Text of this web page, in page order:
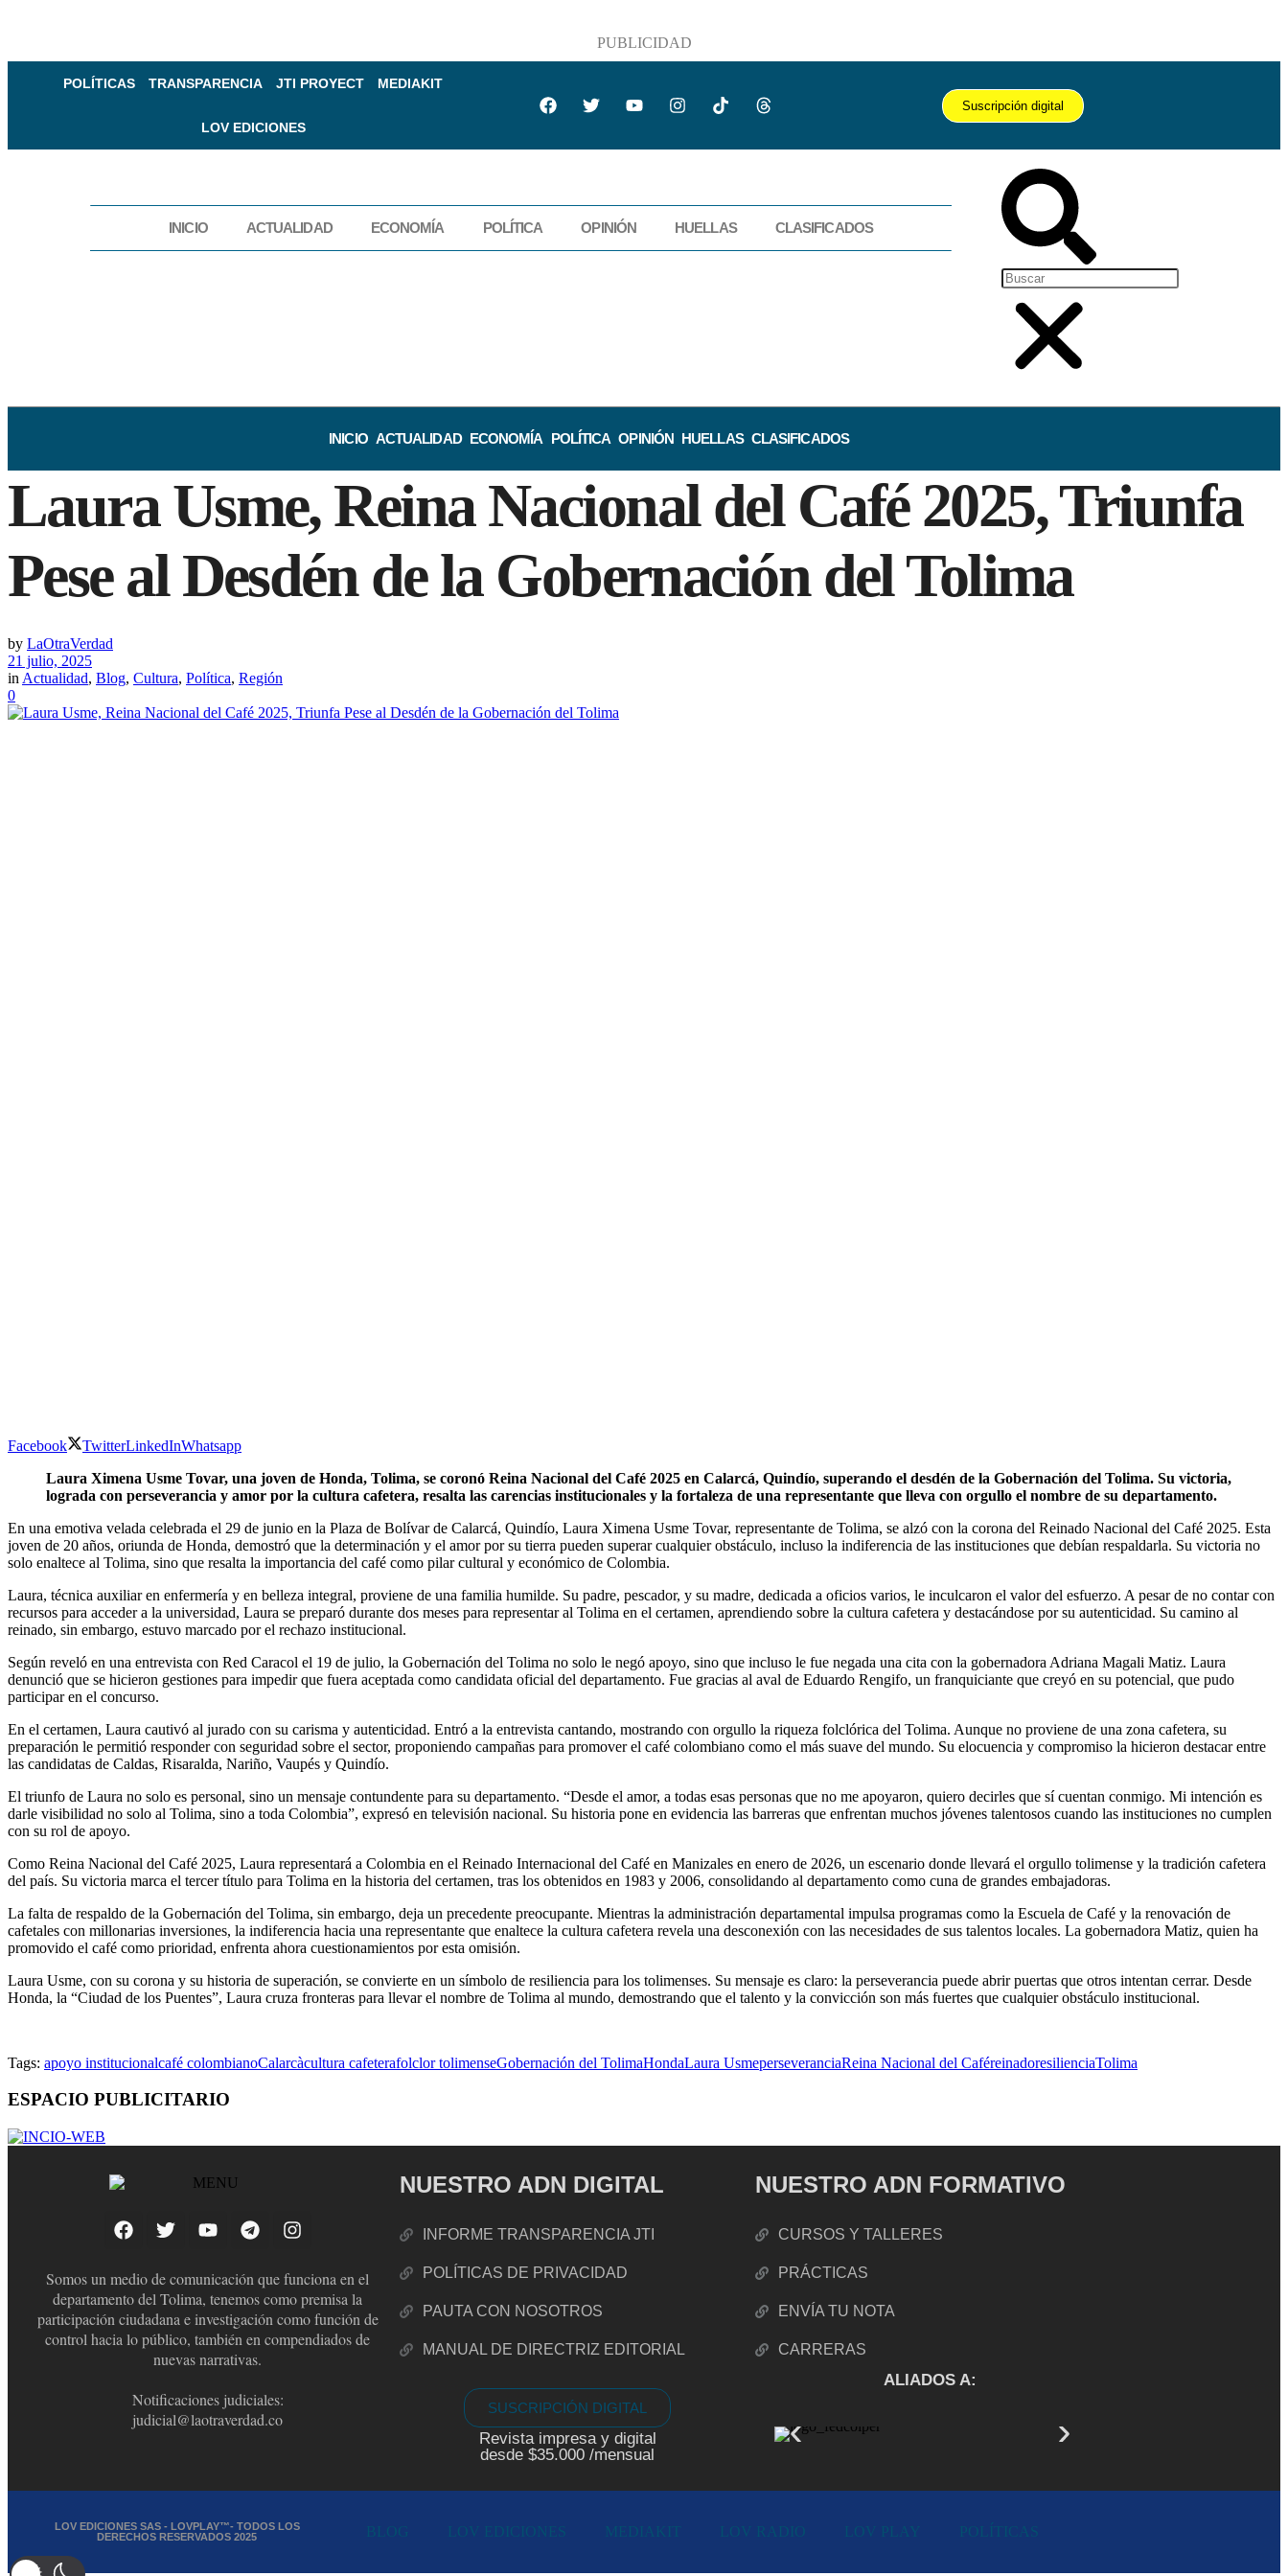
PUBLICIDAD
POLÍTICAS TRANSPARENCIA JTI PROYECT MEDIAKIT
LOV EDICIONES
Suscripción digital
INICIO ACTUALIDAD ECONOMÍA POLÍTICA OPINIÓN HUELLAS CLASIFICADOS
INICIO ACTUALIDAD ECONOMÍA POLÍTICA OPINIÓN HUELLAS CLASIFICADOS
Laura Usme, Reina Nacional del Café 2025, Triunfa
Pese al Desdén de la Gobernación del Tolima
by LaOtraVerdad
21 julio, 2025
in Actualidad, Blog, Cultura, Política, Región
0
Facebook TwitterLinkedInWhatsapp
Laura Ximena Usme Tovar, una joven de Honda, Tolima, se coronó Reina Nacional del Café 2025 en Calarcá, Quindío, superando el desdén de la Gobernación del Tolima. Su victoria,
lograda con perseverancia y amor por la cultura cafetera, resalta las carencias institucionales y la fortaleza de una representante que lleva con orgullo el nombre de su departamento.
En una emotiva velada celebrada el 29 de junio en la Plaza de Bolívar de Calarcá, Quindío, Laura Ximena Usme Tovar, representante de Tolima, se alzó con la corona del Reinado Nacional del Café 2025. Esta
joven de 20 años, oriunda de Honda, demostró que la determinación y el amor por su tierra pueden superar cualquier obstáculo, incluso la indiferencia de las instituciones que debían respaldarla. Su victoria no
solo enaltece al Tolima, sino que resalta la importancia del café como pilar cultural y económico de Colombia.
Laura, técnica auxiliar en enfermería y en belleza integral, proviene de una familia humilde. Su padre, pescador, y su madre, dedicada a oficios varios, le inculcaron el valor del esfuerzo. A pesar de no contar con
recursos para acceder a la universidad, Laura se preparó durante dos meses para representar al Tolima en el certamen, aprendiendo sobre la cultura cafetera y destacándose por su autenticidad. Su camino al
reinado, sin embargo, estuvo marcado por el rechazo institucional.
Según reveló en una entrevista con Red Caracol el 19 de julio, la Gobernación del Tolima no solo le negó apoyo, sino que incluso le fue negada una cita con la gobernadora Adriana Magali Matiz. Laura
denunció que se hicieron gestiones para impedir que fuera aceptada como candidata oficial del departamento. Fue gracias al aval de Eduardo Rengifo, un franquiciante que creyó en su potencial, que pudo
participar en el concurso.
En el certamen, Laura cautivó al jurado con su carisma y autenticidad. Entró a la entrevista cantando, mostrando con orgullo la riqueza folclórica del Tolima. Aunque no proviene de una zona cafetera, su
preparación le permitió responder con seguridad sobre el sector, proponiendo campañas para promover el café colombiano como el más suave del mundo. Su elocuencia y compromiso la hicieron destacar entre
las candidatas de Caldas, Risaralda, Nariño, Vaupés y Quindío.
El triunfo de Laura no solo es personal, sino un mensaje contundente para su departamento. “Desde el amor, a todas esas personas que no me apoyaron, quiero decirles que sí cuentan conmigo. Mi intención es
darle visibilidad no solo al Tolima, sino a toda Colombia”, expresó en televisión nacional. Su historia pone en evidencia las barreras que enfrentan muchos jóvenes talentosos cuando las instituciones no cumplen
con su rol de apoyo.
Como Reina Nacional del Café 2025, Laura representará a Colombia en el Reinado Internacional del Café en Manizales en enero de 2026, un escenario donde llevará el orgullo tolimense y la tradición cafetera
del país. Su victoria marca el tercer título para Tolima en la historia del certamen, tras los obtenidos en 1983 y 2006, consolidando al departamento como cuna de grandes embajadoras.
La falta de respaldo de la Gobernación del Tolima, sin embargo, deja un precedente preocupante. Mientras la administración departamental impulsa programas como la Escuela de Café y la renovación de
cafetales con millonarias inversiones, la indiferencia hacia una representante que enaltece la cultura cafetera revela una desconexión con las necesidades de sus talentos locales. La gobernadora Matiz, quien ha
promovido el café como prioridad, enfrenta ahora cuestionamientos por esta omisión.
Laura Usme, con su corona y su historia de superación, se convierte en un símbolo de resiliencia para los tolimenses. Su mensaje es claro: la perseverancia puede abrir puertas que otros intentan cerrar. Desde
Honda, la “Ciudad de los Puentes”, Laura cruza fronteras para llevar el nombre de Tolima al mundo, demostrando que el talento y la convicción son más fuertes que cualquier obstáculo institucional.
Tags: apoyo institucionalcafé colombianoCalarcàcultura cafeterafolclor tolimenseGobernación del TolimaHondaLaura UsmeperseveranciaReina Nacional del CaféreinadoresilienciaTolima
ESPACIO PUBLICITARIO
Somos un medio de comunicación que funciona en el
departamento del Tolima, tenemos como premisa la
participación ciudadana e investigación como función de
control hacia lo público, también en compendiados de
nuevas narrativas.
Notificaciones judiciales:
judicial@laotraverdad.co
NUESTRO ADN DIGITAL
INFORME TRANSPARENCIA JTI
POLÍTICAS DE PRIVACIDAD
PAUTA CON NOSOTROS
MANUAL DE DIRECTRIZ EDITORIAL
SUSCRIPCIÓN DIGITAL
Revista impresa y digital
desde $35.000 /mensual
NUESTRO ADN FORMATIVO
CURSOS Y TALLERES
PRÁCTICAS
ENVÍA TU NOTA
CARRERAS
ALIADOS A:
LOV EDICIONES SAS - LOVPLAY™- TODOS LOS
DERECHOS RESERVADOS 2025
BLOG LOV EDICIONES MEDIAKIT LOV RADIO LOV PLAY POLÍTICAS